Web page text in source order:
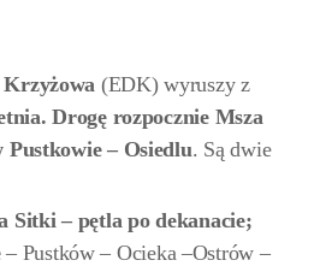
(EDK) wyruszy z
Drogę rozpocznie Msza
Pustkowie – Osiedlu. Są dwie
Sitki – pętla po dekanacie;
– Pustków – Ocieka –Ostrów –